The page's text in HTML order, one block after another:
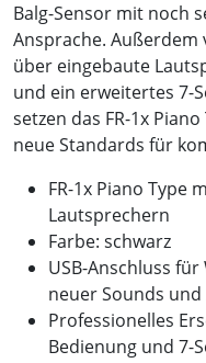
Balg-Sensor mit noch
Ansprache. Außerdem
über eingebaute
und ein erweitertes 7-
setzen das FR-1x
neue Standards für
FR-1x Piano Type
Lautsprechern
Farbe: schwarz
USB-Anschluss
neuer Sounds
Professionelles
Bedienung und 7-